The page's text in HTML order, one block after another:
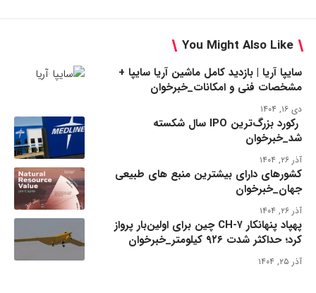
You Might Also Like
سایپا آریا | بازدید کامل ماشین آریا سایپا +
مشخصات فنی و امکانات_خبرخوان
دی ۱۶, ۱۴۰۴
رکورد بزرگ‌ترین IPO سال شکسته
شد_خبرخوان
آذر ۲۶, ۱۴۰۴
کشورهای دارای بیشترین منبع های طبیعی
جهان_خبرخوان
آذر ۲۶, ۱۴۰۴
پهپاد پنهانکار CH-۷ چین برای اولین‌بار پرواز
کرد؛ حداکثر شدت ۹۲۶ کیلومتر_خبرخوان
آذر ۲۵, ۱۴۰۴